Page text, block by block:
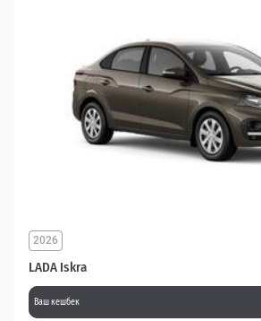
LADA Iskra
2026
Ваш кешбек